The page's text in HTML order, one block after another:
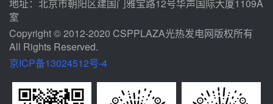
地址：北京市朝阳区建国门雅宝路12号华声国际大厦1109A
室
Copyright © 2012-2020 CSPPLAZA光热发电网版权所有
All Rights Reserved.
京ICP备13024512号-4